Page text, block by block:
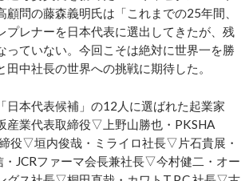
顧問の藤森義明氏は「これまでの25年間、
プレナーを日本代表に選出してきたが、残
っていない。今回こそは絶対に世界一を勝
田中社長の世界への挑戦に期待した。
本代表候補」の12人に選ばれた起業家
産業代表取締役▽上野山勝也・PKSHA
役▽垣内俊哉・ミライロ社長▽片石貴展・
JCRファーマ会長兼社長▽今村健二・オー